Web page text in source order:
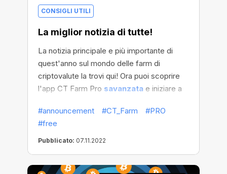
CONSIGLI UTILI
La miglior notizia di tutte!
La notizia principale e più importante di
quest'anno sul mondo delle farm di
criptovalute la trovi qui! Ora puoi scoprire
l'app CT Farm Pro savanzata e iniziare a
innovativa,assolutamente gratis!
#announcement #CT_Farm
#PRO
#free
Pubblicato: 07.11.2022